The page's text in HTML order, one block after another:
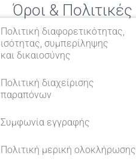
Όροι & Πολιτικές
Πολιτική διαφορετικότητας,
ισότητας, συμπερίληψης
και δικαιοσύνης
Πολιτική διαχείρισης
παραπόνων
Συμφωνία εγγραφής
Πολιτική μερική ολοκλήρωσης